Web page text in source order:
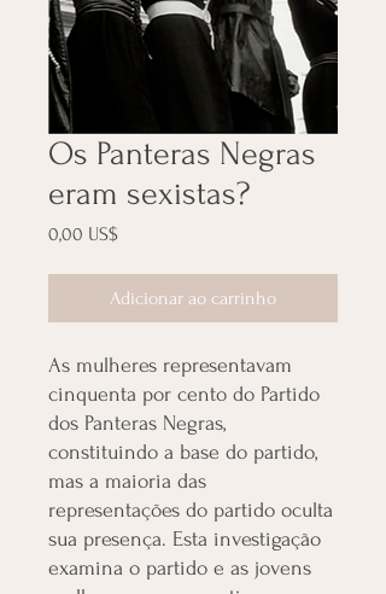
Os Panteras Negras
eram sexistas?
0,00 US$Preço
Adicionar ao carrinho
As mulheres representavam
cinquenta por cento do Partido
dos Panteras Negras,
constituindo a base do partido,
mas a maioria das
representações do partido oculta
sua presença. Esta investigação
examina o partido e as jovens